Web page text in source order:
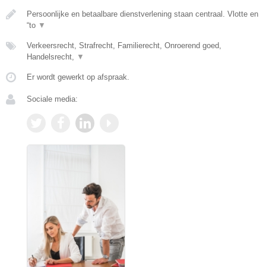
Persoonlijke en betaalbare dienstverlening staan centraal. Vlotte en
“to ▼
Verkeersrecht, Strafrecht, Familierecht, Onroerend goed,
Handelsrecht,
▼
Er wordt gewerkt op afspraak.
Sociale media: